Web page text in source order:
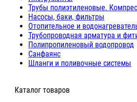
Трубы полиэтиленовые.
Насосы, баки, фильтры
Отопительное и
Трубопроводная арматура и
Полипропиленовый водопровод
Санфаянс
Шланги и поливочные системы
⠀Каталог товаров